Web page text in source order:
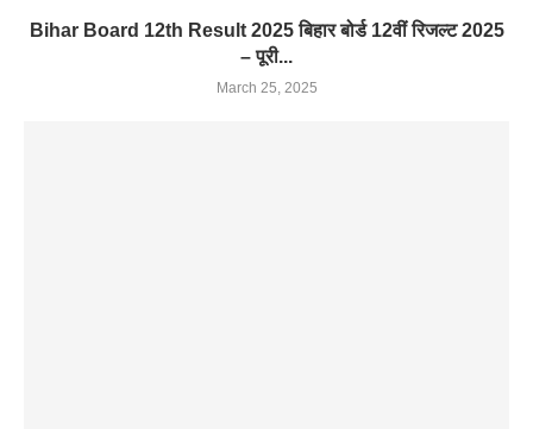
Bihar Board 12th Result 2025 बिहार बोर्ड 12वीं रिजल्ट 2025
– पूरी...
March 25, 2025